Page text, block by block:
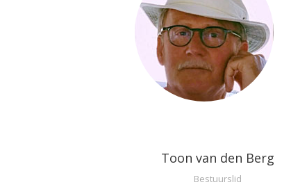
Toon van den Berg
Bestuurslid